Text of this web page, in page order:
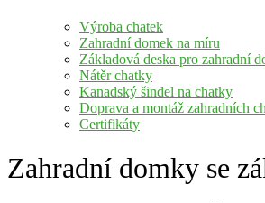
Výroba chatek
Zahradní domek na míru
Základová deska pro zahradní
Nátěr chatky
Kanadský šindel na chatky
Doprava a montáž zahradních
Certifikáty
Zahradní domky se